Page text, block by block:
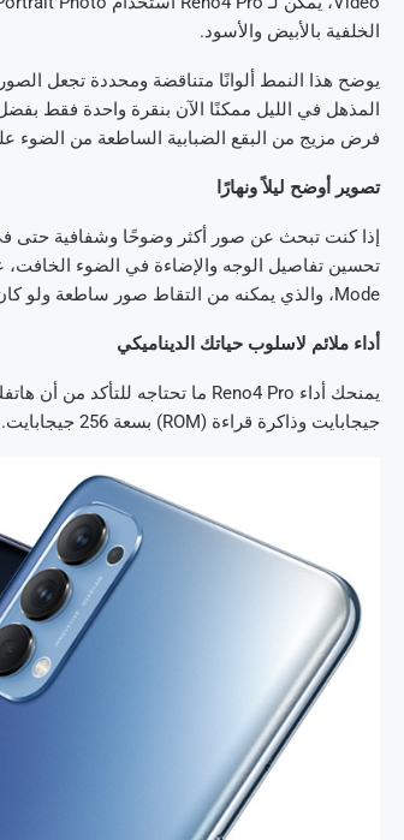
الخلفية بالأبيض والأسود.
يوضح هذا النمط ألوانًا متناقضة ومحددة تجعل
فرض مزيج من البقع الضبابية الساطعة من الضوء
تصوير أوضح ليلاً ونهارًا
Mode، والذي يمكنه من التقاط صور ساطعة ولو كان ذلك بضوء 1 لوكس.
أداء ملائم لاسلوب حياتك الديناميكي
جيجابايت وذاكرة قراءة (ROM) بسعة 256 جيجابايت.